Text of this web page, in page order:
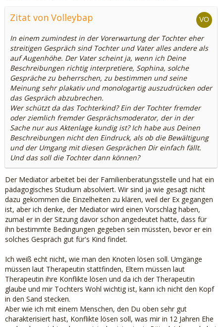
Zitat von Volleybap
In einem zumindest in der Vorerwartung der Tochter eher
streitigen Gespräch sind Tochter und Vater alles andere als
auf Augenhöhe. Der Vater scheint ja, wenn ich Deine
Beschreibungen richtig interpretiere, Sophina, solche
Gespräche zu beherrschen, zu bestimmen und seine
Meinung sehr plakativ und monologartig auszudrücken oder
das Gespräch abzubrechen.
Wer schützt da das Tochterkind? Ein der Tochter fremder
oder ziemlich fremder Gesprächsmoderator, der in der
Sache nur aus Aktenlage kundig ist? Ich habe aus Deinen
Beschreibungen nicht den Eindruck, als ob die Bewältigung
und der Umgang mit diesen Gesprächen Dir einfach fällt.
Und das soll die Tochter dann können?
Der Mediator arbeitet bei der Familienberatungsstelle und hat ein
pädagogisches Studium absolviert. Wir sind ja wie gesagt nicht
dazu gekommen die Einzelheiten zu klären, weil der Ex gegangen
ist, aber ich denke, der Mediator wird einen Vorschlag haben,
zumal er in der Sitzung davor schon angedeutet hatte, dass für
ihn bestimmte Bedingungen gegeben sein müssten, bevor er ein
solches Gespräch gut für's Kind findet.
Ich weiß echt nicht, wie man den Knoten lösen soll. Umgänge
müssen laut Therapeutin stattfinden, Eltern müssen laut
Therapeutin ihre Konflikte lösen und da ich der Therapeutin
glaube und mir Tochters Wohl wichtig ist, kann ich nicht den Kopf
in den Sand stecken.
Aber wie ich mit einem Menschen, den Du oben sehr gut
charakterisiert hast, Konflikte lösen soll, was mir in 12 Jahren Ehe